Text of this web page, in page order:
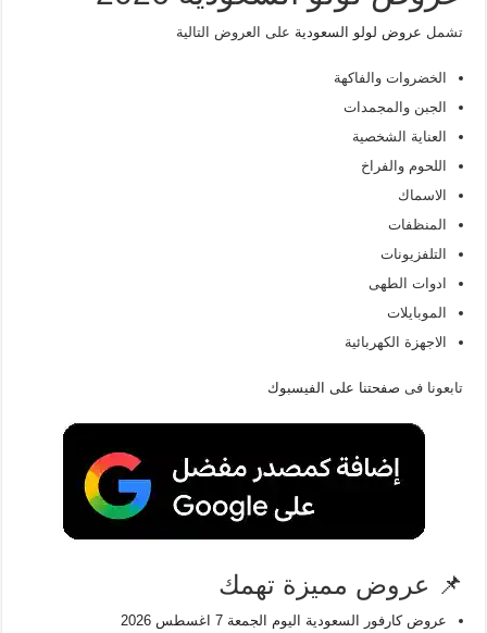
تشمل عروض لولو السعوديةعلى العروض التالية
الخضروات والفاكهة
الجبن والمجمدات
العناية الشخصية
اللحوم والفراخ
الاسماك
المنظفات
التلفزيونات
ادوات الطهى
الموبايلات
الاجهزة الكهربائية
تابعونا فى صفحتنا على الفيسبوك
📌 عروض مميزة تهمك
عروض كارفور السعودية اليوم الجمعة 7 اغسطس 2026